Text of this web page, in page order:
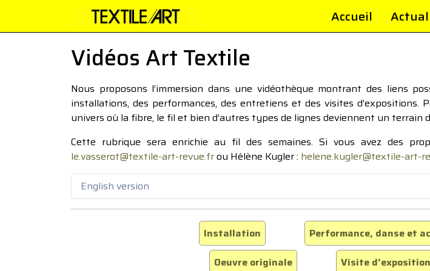
Accueil
Vidéos Art Textile
Nous proposons l’immersion dans une vidéothèque montrant des liens
installations, des performances, des entretiens et des visites d’expositions.
univers où la fibre, le fil et bien d’autres types de lignes deviennent un terrain
Cette rubrique sera enrichie au fil des semaines. Si vous avez des
le.vasserot@textile-art-revue.frou Hélène Kugler : helene.kugler@textile-art-
English version
Installation Performance, danse et
Oeuvre originale
Visite